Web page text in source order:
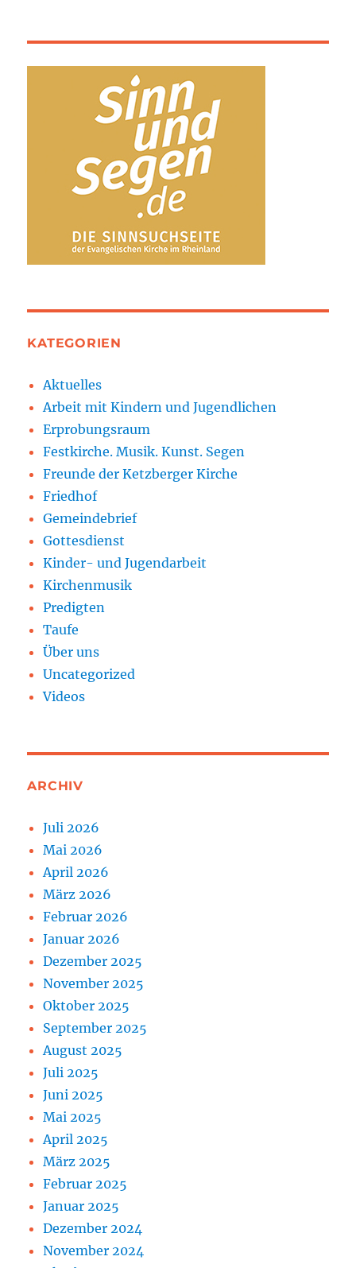
KATEGORIEN
Aktuelles
Arbeit mit Kindern und Jugendlichen
Erprobungsraum
Festkirche. Musik. Kunst. Segen
Freunde der Ketzberger Kirche
Friedhof
Gemeindebrief
Gottesdienst
Kinder- und Jugendarbeit
Kirchenmusik
Predigten
Taufe
Über uns
Uncategorized
Videos
ARCHIV
Juli 2026
Mai 2026
April 2026
März 2026
Februar 2026
Januar 2026
Dezember 2025
November 2025
Oktober 2025
September 2025
August 2025
Juli 2025
Juni 2025
Mai 2025
April 2025
März 2025
Februar 2025
Januar 2025
Dezember 2024
November 2024